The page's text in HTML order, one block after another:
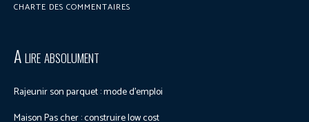
CHARTE DES COMMENTAIRES
A lire absolument
Rajeunir son parquet : mode d’emploi
Maison Pas cher : construire low cost